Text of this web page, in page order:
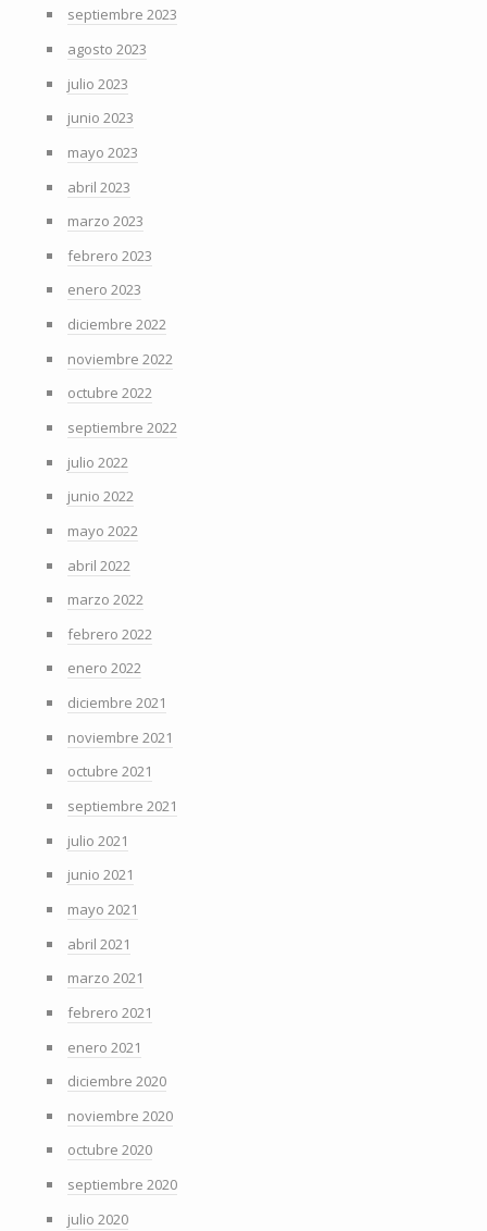
septiembre 2023
agosto 2023
julio 2023
junio 2023
mayo 2023
abril 2023
marzo 2023
febrero 2023
enero 2023
diciembre 2022
noviembre 2022
octubre 2022
septiembre 2022
julio 2022
junio 2022
mayo 2022
abril 2022
marzo 2022
febrero 2022
enero 2022
diciembre 2021
noviembre 2021
octubre 2021
septiembre 2021
julio 2021
junio 2021
mayo 2021
abril 2021
marzo 2021
febrero 2021
enero 2021
diciembre 2020
noviembre 2020
octubre 2020
septiembre 2020
julio 2020